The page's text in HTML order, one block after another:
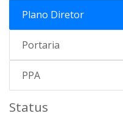
Plano Diretor
Portaria
PPA
Status